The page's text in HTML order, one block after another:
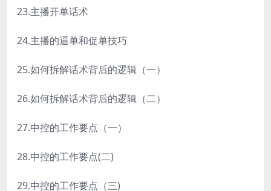
23.主播开单话术
24.主播的逼单和促单技巧
25.如何拆解话术背后的逻辑（一）
26.如何拆解话术背后的逻辑（二）
27.中控的工作要点（一）
28.中控的工作要点(二)
29.中控的工作要点（三)